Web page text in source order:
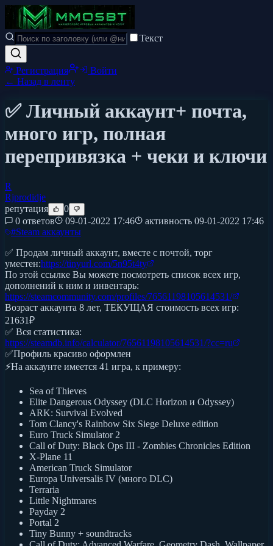
Текст
Регистрация
Войти
← Назад в ленту
✅ Личный аккаунт+ почта,
много игр, полная
перепривязка + чеки и ключи
R
Rjprodidje
репутация
0
0 ответов
09-01-2022 17:46 активность 09-01-2022 17:46
#Steam аккаунты
✅ Продам личный аккаунт, вместе с почтой, торг
уместен:https://tinyurl.com/5n95t4ty
По этой ссылке Вы можете посмотреть список всех игр,
дополнений к ним и инвентарь:
https://steamcommunity.com/profiles/76561198105614531/
Возраст аккаунта 8 лет, ТЕКУЩАЯ стоимость всех игр:
21631₽
✅ Вся статистика:
https://steamdb.info/calculator/76561198105614531/?cc=ru
✅Профиль красиво оформлен
⚡На аккаунте имеется 41 игра, к примеру:
Sea of Thieves
Elite Dangerous Odyssey (DLC Horizon и Odyssey)
ARK: Survival Evolved
Tom Clancy's Rainbow Six Siege Deluxe edition
Euro Truck Simulator 2
Call of Duty: Black Ops III - Zombies Chronicles Edition
X-Plane 11
American Truck Simulator
Europa Universalis IV (много DLC)
Terraria
Little Nightmares
Payday 2
Portal 2
Tiny Bunny + soundtracks